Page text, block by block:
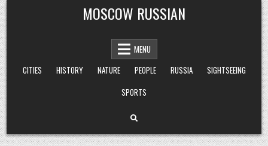
Skip
to
content
MOSCOW RUSSIAN
MENU
CITIES
HISTORY NATURE PEOPLE RUSSIA
SIGHTSEEING
SPORTS